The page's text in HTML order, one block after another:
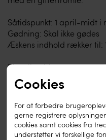
Cookies
For at forbedre
gerne registrere
cookies samt cookies fra
understøtter vi forskellige
Såtidspunkt: 1 april-midt i
Gødning: Skal ikke gødes
Æskens indhold rækker til:
Bivenlige blomster og urter
Indhold:
• 40% boghvede
• 20% oliehør
• 10% honningurt
• 8% kællingetand